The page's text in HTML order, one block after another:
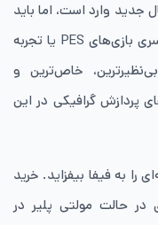
جدید وارد است، اما باید
بگوییم که در نهایت دو انتخاب دارید یا سری بازی‌های PES یا تجربه
خاص‌ترین و
پردازش گرافیکی در این
به فیفا بیفزاید. خرید
بازی در حالت مولتی پلیر در